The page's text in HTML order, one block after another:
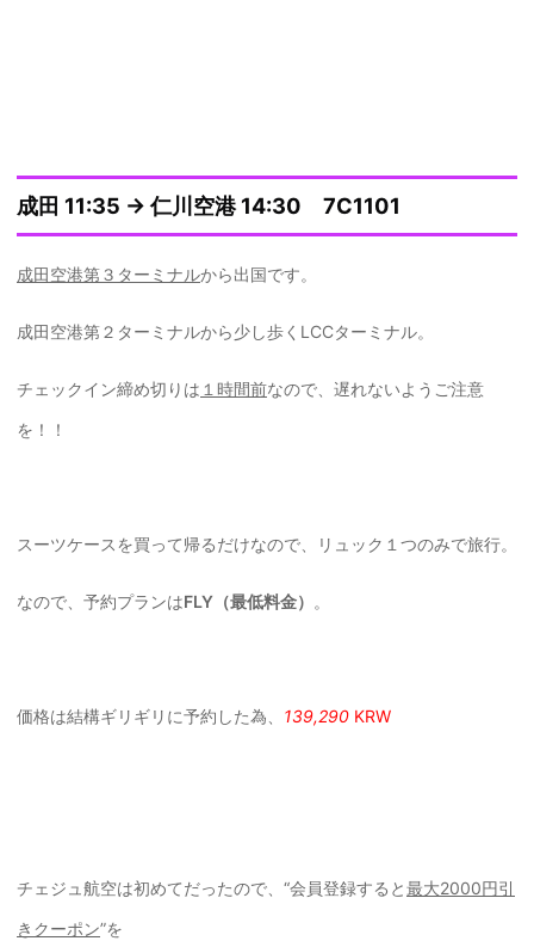
成田 11:35 → 仁川空港 14:30 7C1101
成田空港第３ターミナルから出国です。
成田空港第２ターミナルから少し歩くLCCターミナル。
チェックイン締め切りは １時間前なので、遅れないようご注意
を！！
スーツケースを買って帰るだけなので、リュック１つのみで旅行。
なので、予約プランはFLY（最低料金） 。
価格は結構ギリギリに予約した為、 139,290 KRW
チェジュ航空は初めてだったので、“会員登録すると最大2000円引
きクーポン”を